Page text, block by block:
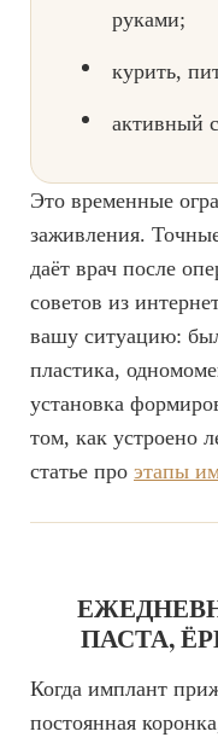
руками;
курить,
активный
Это временные
заживления.
даёт врач после
советов из
вашу ситуацию:
пластика,
установка
том, как устроено
статье про этапы
ПАСТА,
Когда имплант
постоянная